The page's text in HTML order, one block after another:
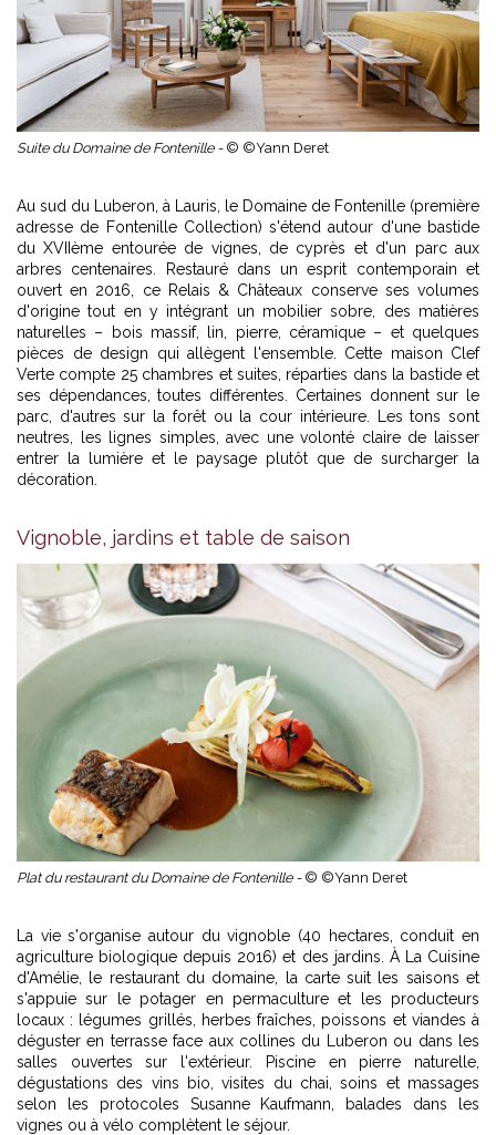
Suite du Domaine de Fontenille - © ©Yann Deret
Au sud du Luberon, à Lauris, le Domaine de Fontenille (première
adresse de Fontenille Collection) s'étend autour d'une bastide
du XVIIème entourée de vignes, de cyprès et d'un parc aux
arbres centenaires. Restauré dans un esprit contemporain et
ouvert en 2016, ce Relais & Châteaux conserve ses volumes
d'origine tout en y intégrant un mobilier sobre, des matières
naturelles – bois massif, lin, pierre, céramique – et quelques
pièces de design qui allègent l'ensemble. Cette maison Clef
Verte compte 25 chambres et suites, réparties dans la bastide et
ses dépendances, toutes différentes. Certaines donnent sur le
parc, d'autres sur la forêt ou la cour intérieure. Les tons sont
neutres, les lignes simples, avec une volonté claire de laisser
entrer la lumière et le paysage plutôt que de surcharger la
décoration.
Vignoble, jardins et table de saison
Plat du restaurant du Domaine de Fontenille - © ©Yann Deret
La vie s'organise autour du vignoble (40 hectares, conduit en
agriculture biologique depuis 2016) et des jardins. À La Cuisine
d'Amélie, le restaurant du domaine, la carte suit les saisons et
s'appuie sur le potager en permaculture et les producteurs
locaux : légumes grillés, herbes fraîches, poissons et viandes à
déguster en terrasse face aux collines du Luberon ou dans les
salles ouvertes sur l'extérieur. Piscine en pierre naturelle,
dégustations des vins bio, visites du chai, soins et massages
selon les protocoles Susanne Kaufmann, balades dans les
vignes ou à vélo complètent le séjour.